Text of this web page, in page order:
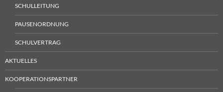
SCHULLEITUNG
PAUSENORDNUNG
SCHULVERTRAG
AKTUELLES
KOOPERATIONSPARTNER